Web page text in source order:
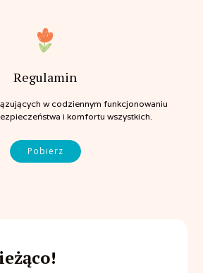
Regulamin
w codziennym funkcjonowaniu
i komfortu wszystkich.
Pobierz